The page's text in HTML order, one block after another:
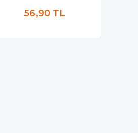
56,90 TL